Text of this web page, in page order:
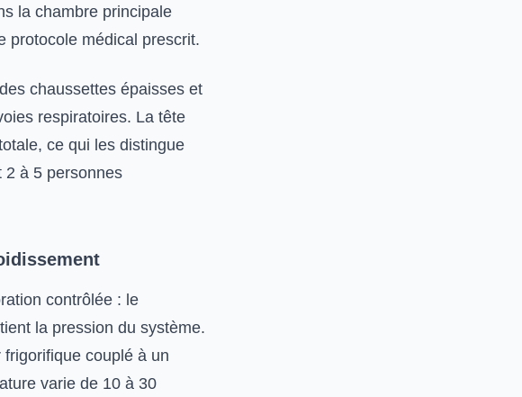
la chambre principale
protocole médical prescrit.
chaussettes épaisses et
respiratoires. La tête
ce qui les distingue
2 à 5 personnes
contrôlée : le
la pression du système.
couplé à un
varie de 10 à 30